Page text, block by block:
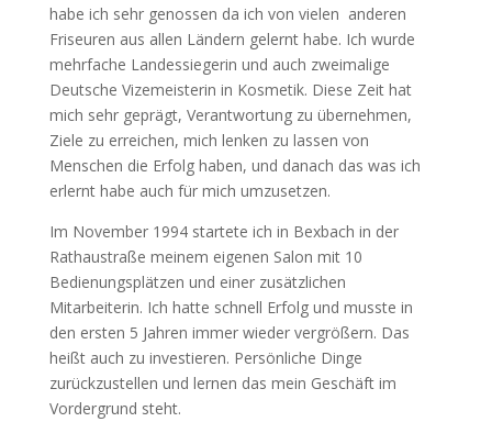
habe ich sehr genossen da ich von vielen anderen
Friseuren aus allen Ländern gelernt habe. Ich wurde
mehrfache Landessiegerin und auch zweimalige
Deutsche Vizemeisterin in Kosmetik. Diese Zeit hat
mich sehr geprägt, Verantwortung zu übernehmen,
Ziele zu erreichen, mich lenken zu lassen von
Menschen die Erfolg haben, und danach das was ich
erlernt habe auch für mich umzusetzen.
Im November 1994 startete ich in Bexbach in der
Rathaustraße meinem eigenen Salon mit 10
Bedienungsplätzen und einer zusätzlichen
Mitarbeiterin. Ich hatte schnell Erfolg und musste in
den ersten 5 Jahren immer wieder vergrößern. Das
heißt auch zu investieren. Persönliche Dinge
zurückzustellen und lernen das mein Geschäft im
Vordergrund steht.